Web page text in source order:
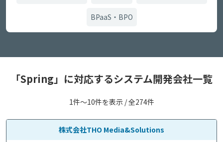
BPaaS・BPO
「Spring」に対応するシステム開発会社一覧
1件〜10件を表示 / 全274件
株式会社THO Media&Solutions